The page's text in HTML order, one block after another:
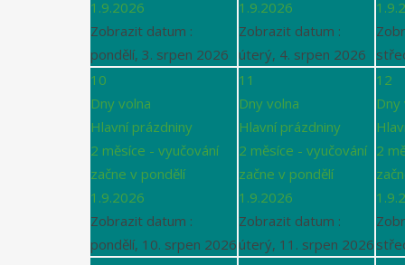
1.9.2026
Zobrazit datum :
pondělí, 3. srpen 2026
1.9.2026
Zobrazit datum :
úterý, 4. srpen 2026
10
Dny volna
Hlavní prázdniny
2 měsíce - vyučování
začne v pondělí
1.9.2026
Zobrazit datum :
pondělí, 10. srpen 2026
11
Dny volna
Hlavní prázdniny
2 měsíce - vyučování
začne v pondělí
1.9.2026
Zobrazit datum :
úterý, 11. srpen 2026
12
Dny
2